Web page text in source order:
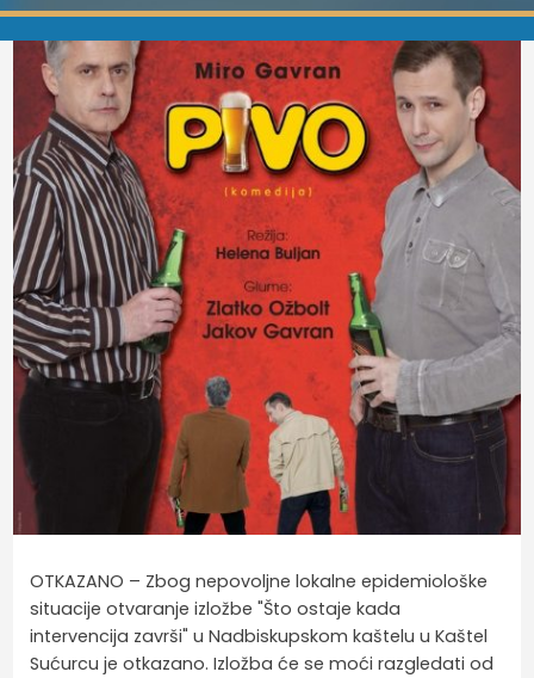
OTKAZANO – Zbog nepovoljne lokalne epidemiološke
situacije otvaranje izložbe "Što ostaje kada
intervencija završi" u Nadbiskupskom kaštelu u Kaštel
Sućurcu je otkazano. Izložba će se moći razgledati od